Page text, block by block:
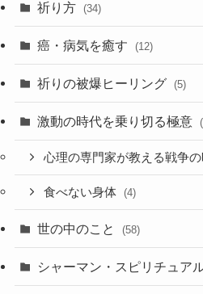
祈り方 (34)
癌・病気を癒す (12)
祈りの被爆ヒーリング (5)
激動の時代を乗り切る極意
心理の専門家が教える戦争
食べない身体 (4)
世の中のこと (58)
シャーマン・スピリチュア